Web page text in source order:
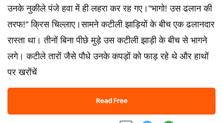
उनके नुकीले पंजे हवा में ही लहरा कर रह गए।"भागो! उस ढलान की
तरफ!" क्रिस चिल्लाए।सामने कटीली झाड़ियों के बीच एक ढलानदार
रास्ता था। तीनों बिना पीछे मुड़े उस कटीली झाड़ी के बीच से भागने
लगे। कटीले तारों जैसे पौधे उनके कपड़ों को फाड़ रहे थे और हाथों
पर खरोंचें
Read Free